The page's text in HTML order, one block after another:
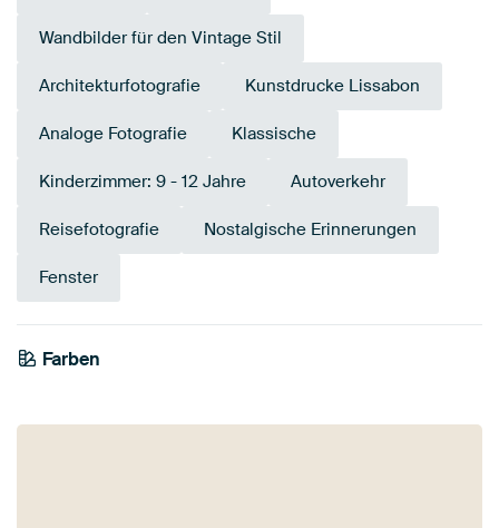
Wandbilder für den Vintage Stil
Architekturfotografie Kunstdrucke Lissabon
Analoge Fotografie Klassische
Kinderzimmer: 9 - 12 Jahre Autoverkehr
Reisefotografie Nostalgische Erinnerungen
Fenster
Farben
Weiß